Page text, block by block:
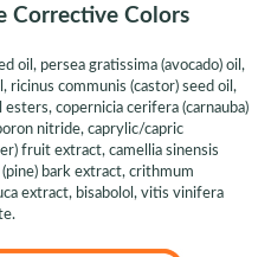
Corrective Colors
oil, persea gratissima (avocado) oil,
ricinus communis (castor) seed oil,
copernicia cerifera (carnauba)
nitride, caprylic/capric
fruit extract, camellia sinensis
bark extract, crithmum
extract, bisabolol, vitis vinifera